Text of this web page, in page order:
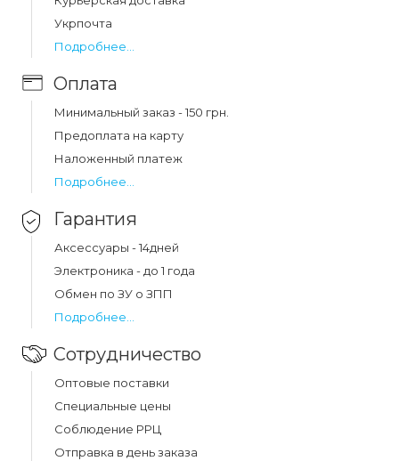
Какая цена на кабель hoco x14 times speed
lightning charging cable,(l-1m) black (x14)?
charging cable,(l-1m) black (x14) составляет 65 грн.
Укрпочта
Подробнее...
Оплата
Минимальный заказ - 150 грн.
Предоплата на карту
Наложенный платеж
Подробнее...
Гарантия
Аксессуары - 14дней
Электроника - до 1 года
Обмен по ЗУ о ЗПП
Подробнее...
Сотрудничество
Оптовые поставки
Специальные цены
Соблюдение РРЦ
Отправка в день заказа